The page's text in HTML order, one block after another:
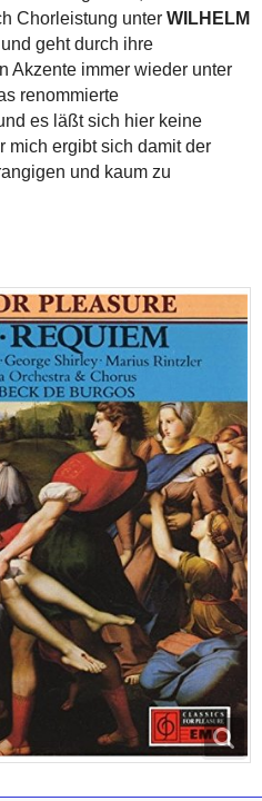
Chorleistung unter WILHELM
geht durch ihre
Akzente immer wieder unter
renommierte
es läßt sich hier keine
mich ergibt sich damit der
und kaum zu